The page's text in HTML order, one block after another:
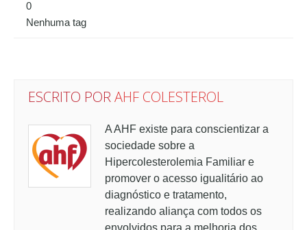
0
Nenhuma tag
ESCRITO PORAHF COLESTEROL
A AHF existe para conscientizar a
sociedade sobre a
Hipercolesterolemia Familiar e
promover o acesso igualitário ao
diagnóstico e tratamento,
realizando aliança com todos os
envolvidos para a melhoria dos